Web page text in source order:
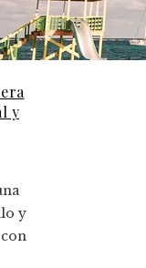
y
y